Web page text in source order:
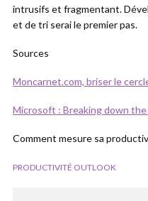
intrusifs et fragmentant.
et de tri serai le premier pas.
Sources
Moncarnet.com, briser le
Microsoft : Breaking down
Comment mesure sa
PRODUCTIVITÉ OUTLOOK